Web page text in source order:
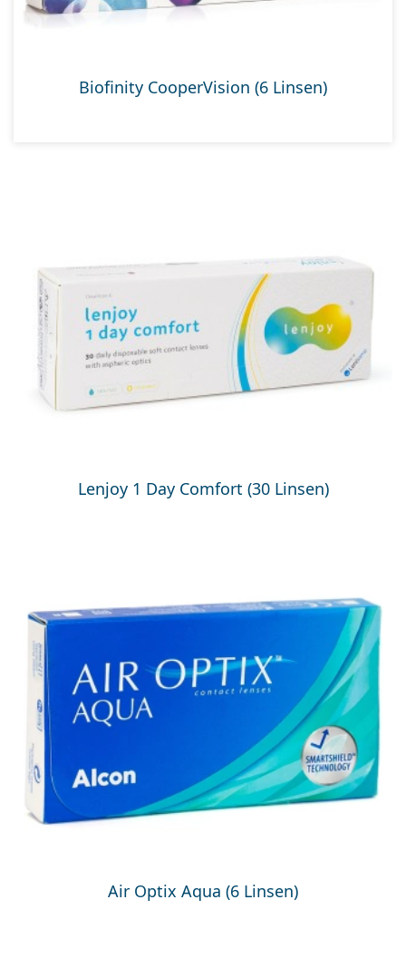
Biofinity CooperVision (6 Linsen)
Lenjoy 1 Day Comfort (30 Linsen)
Air Optix Aqua (6 Linsen)